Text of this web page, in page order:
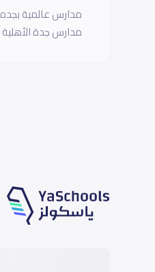
مدارس عالمية بجده
مدارس جدة الأهلية